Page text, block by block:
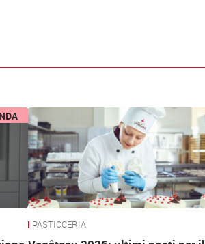
PASTICCERIA